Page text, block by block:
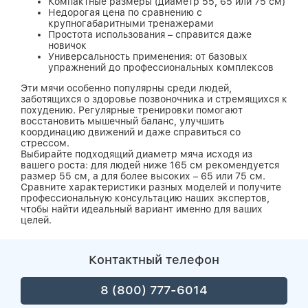
Недорогая цена по сравнению с
крупногабаритными тренажерами
Простота использования – справится даже
новичок
Универсальность применения: от базовых
упражнений до профессиональных комплексов
Эти мячи особенно популярны среди людей,
заботящихся о здоровье позвоночника и стремящихся к
похудению. Регулярные тренировки помогают
восстановить мышечный баланс, улучшить
координацию движений и даже справиться со
стрессом.
Выбирайте подходящий диаметр мяча исходя из
вашего роста: для людей ниже 165 см рекомендуется
размер 55 см, а для более высоких – 65 или 75 см.
Сравните характеристики разных моделей и получите
профессиональную консультацию наших экспертов,
чтобы найти идеальный вариант именно для ваших
целей.
Контактный телефон
8 (800) 777-6014